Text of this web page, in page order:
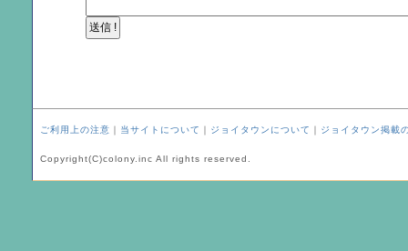
ご利用上の注意 ｜ 当サイトについて ｜ ジョイタウンについて ｜ ジョイタウン掲載
Copyright(C)colony.inc All rights reserved.